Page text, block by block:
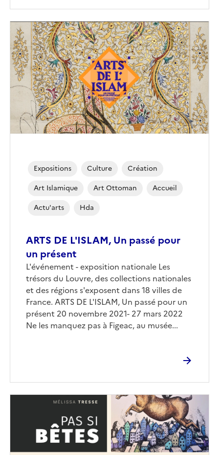
ARTS DE L'ISLAM, Un passé pour
un présent
Corps
L'événement - exposition nationale Les
trésors du Louvre, des collections nationales
et des régions s'exposent dans 18 villes de
France. ARTS DE L'ISLAM, Un passé pour un
présent 20 novembre 2021- 27 mars 2022
Ne les manquez pas à Figeac, au musée...
Expositions Culture
Création
Art Islamique
Art Ottoman
Accueil
Actu'arts
Hda
Image
de
couverture
(conseillée)
couverture
(conseillée)